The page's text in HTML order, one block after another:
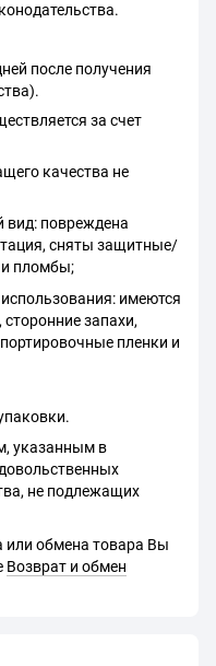
после получения
за счет
качества не
вид: повреждена
сняты защитные/
и пломбы;
имеются
запахи,
пленки и
указанным в
не подлежащих
или обмена товара Вы
Возврат и обмен